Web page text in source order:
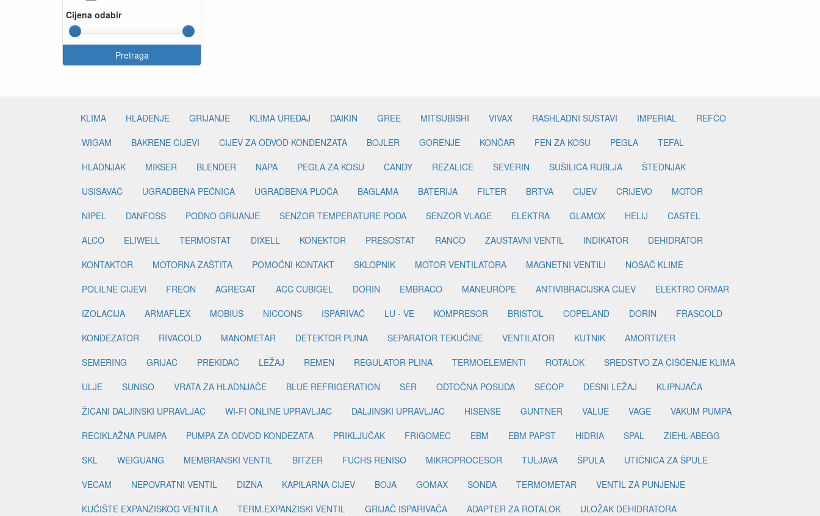
Cijena odabir
Pretraga
KLIMA HLAĐENJE GRIJANJE KLIMA UREĐAJ DAIKIN GREE MITSUBISHI VIVAX RASHLADNI SUSTAVI IMPERIAL
REFCO
WIGAM
BAKRENE CIJEVI CIJEV ZA ODVOD KONDENZATA BOJLER GORENJE KONČAR FEN ZA KOSU PEGLA
TEFAL
HLADNJAK
MIKSER BLENDER NAPA PEGLA ZA KOSU CANDY REZALICE SEVERIN SUŠILICA RUBLJA
ŠTEDNJAK
USISAVAČ
UGRADBENA PEĆNICA UGRADBENA PLOČA BAGLAMA BATERIJA FILTER BRTVA CIJEV CRIJEVO
MOTOR
NIPEL
DANFOSS PODNO GRIJANJE SENZOR TEMPERATURE PODA SENZOR VLAGE ELEKTRA GLAMOX HELIJ
CASTEL
ALCO
ELIWELL TERMOSTAT DIXELL KONEKTOR PRESOSTAT RANCO ZAUSTAVNI VENTIL INDIKATOR
DEHIDRATOR
KONTAKTOR
MOTORNA ZAŠTITA POMOĆNI KONTAKT SKLOPNIK MOTOR VENTILATORA MAGNETNI VENTILI
NOSAČ KLIME
POLILNE CIJEVI
FREON AGREGAT ACC CUBIGEL DORIN EMBRACO MANEUROPE ANTIVIBRACIJSKA CIJEV
ELEKTRO ORMAR
IZOLACIJA
ARMAFLEX MOBIUS NICCONS ISPARIVAČ LU - VE KOMPRESOR BRISTOL COPELAND DORIN
FRASCOLD
KONDEZATOR
RIVACOLD MANOMETAR DETEKTOR PLINA SEPARATOR TEKUĆINE VENTILATOR KUTNIK
AMORTIZER
SEMERING
GRIJAČ PREKIDAČ LEŽAJ REMEN REGULATOR PLINA TERMOELEMENTI ROTALOK
SREDSTVO ZA ČIŠĆENJE KLIMA
ULJE
SUNISO VRATA ZA HLADNJAČE BLUE REFRIGERATION SER ODTOČNA POSUDA SECOP DESNI LEŽAJ
KLIPNJAČA
ŽIČANI DALJINSKI UPRAVLJAČ
WI-FI ONLINE UPRAVLJAČ DALJINSKI UPRAVLJAČ HISENSE GUNTNER VALUE VAGE
VAKUM PUMPA
RECIKLAŽNA PUMPA
PUMPA ZA ODVOD KONDEZATA PRIKLJUČAK FRIGOMEC EBM EBM PAPST HIDRIA SPAL
ZIEHL-ABEGG
SKL
WEIGUANG MEMBRANSKI VENTIL BITZER FUCHS RENISO MIKROPROCESOR TULJAVA ŠPULA
UTIČNICA ZA ŠPULE
VECAM
NEPOVRATNI VENTIL DIZNA KAPILARNA CIJEV BOJA GOMAX SONDA TERMOMETAR
VENTIL ZA PUNJENJE
KUĆIŠTE EXPANZISKOG VENTILA
TERM.EXPANZISKI VENTIL GRIJAČ ISPARIVAČA ADAPTER ZA ROTALOK
ULOŽAK DEHIDRATORA